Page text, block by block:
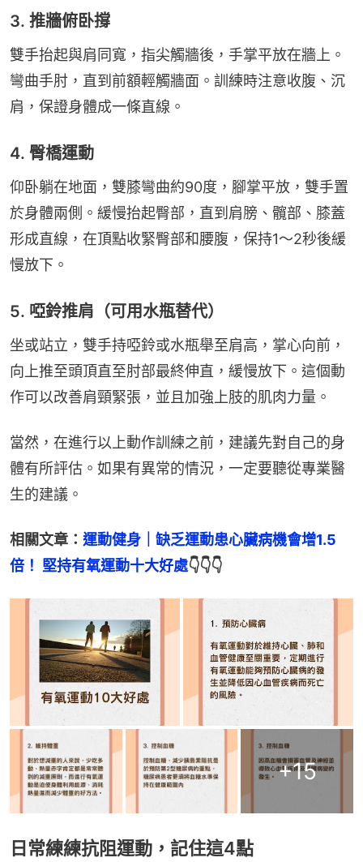
3. 推牆俯卧撐
雙手抬起與肩同寬，指尖觸牆後，手掌平放在牆上。
彎曲手肘，直到前額輕觸牆面。訓練時注意收腹、沉
肩，保證身體成一條直線。
4. 臀橋運動
仰卧躺在地面，雙膝彎曲約90度，腳掌平放，雙手置
於身體兩側。緩慢抬起臀部，直到肩膀、髖部、膝蓋
形成直線，在頂點收緊臀部和腰腹，保持1～2秒後緩
慢放下。
5. 啞鈴推肩（可用水瓶替代）
坐或站立，雙手持啞鈴或水瓶舉至肩高，掌心向前，
向上推至頭頂直至肘部最終伸直，緩慢放下。這個動
作可以改善肩頸緊張，並且加強上肢的肌肉力量。
當然，在進行以上動作訓練之前，建議先對自己的身
體有所評估。如果有異常的情況，一定要聽從專業醫
生的建議。
相關文章： 運動健身｜缺乏運動患心臟病機會增1.5
倍！ 堅持有氧運動十大好處👇👇👇
+15
日常練練抗阻運動，記住這4點